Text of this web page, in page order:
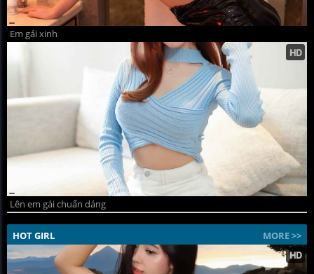
Em gái xinh
Lên em gái chuẩn dáng
HOT GIRL MORE >>